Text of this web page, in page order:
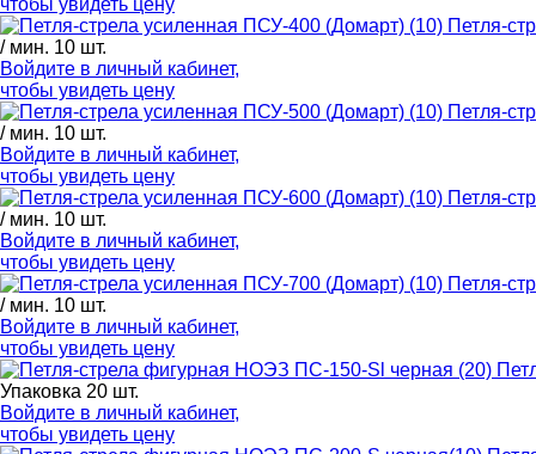
Петля-
/ мин. 10 шт.
Войдите в личный кабинет,
чтобы увидеть цену
Петля-
/ мин. 10 шт.
Войдите в личный кабинет,
чтобы увидеть цену
Петля-
/ мин. 10 шт.
Войдите в личный кабинет,
чтобы увидеть цену
Петля-
/ мин. 10 шт.
Войдите в личный кабинет,
чтобы увидеть цену
Упаковка 20 шт.
Войдите в личный кабинет,
чтобы увидеть цену